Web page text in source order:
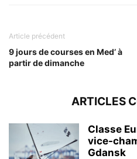
Article précédent
9 jours de courses en Med’ à
partir de dimanche
ARTICLES
Classe
vice-
Gdansk